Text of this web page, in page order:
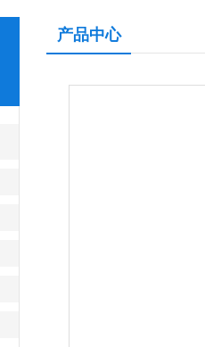
产品中心